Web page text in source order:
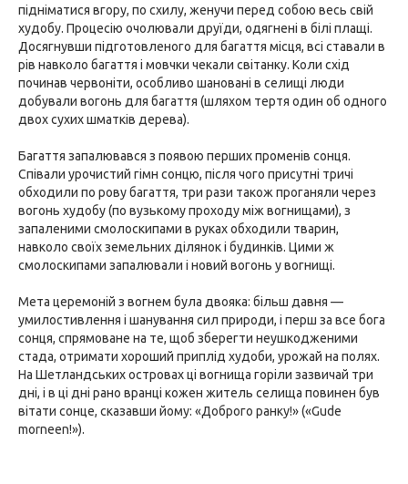
підніматися вгору, по схилу, женучи перед собою весь свій
худобу. Процесію очолювали друїди, одягнені в білі плащі.
Досягнувши підготовленого для багаття місця, всі ставали в
рів навколо багаття і мовчки чекали світанку. Коли схід
починав червоніти, особливо шановані в селищі люди
добували вогонь для багаття (шляхом тертя один об одного
двох сухих шматків дерева).
Багаття запалювався з появою перших променів сонця.
Співали урочистий гімн сонцю, після чого присутні тричі
обходили по рову багаття, три рази також проганяли через
вогонь худобу (по вузькому проходу між вогнищами), з
запаленими смолоскипами в руках обходили тварин,
навколо своїх земельних ділянок і будинків. Цими ж
смолоскипами запалювали і новий вогонь у вогнищі.
Мета церемоній з вогнем була двояка: більш давня —
умилостивлення і шанування сил природи, і перш за все бога
сонця, спрямоване на те, щоб зберегти неушкодженими
стада, отримати хороший приплід худоби, урожай на полях.
На Шетландських островах ці вогнища горіли зазвичай три
дні, і в ці дні рано вранці кожен житель селища повинен був
вітати сонце, сказавши йому: «Доброго ранку!» («Gude
morneen!»).